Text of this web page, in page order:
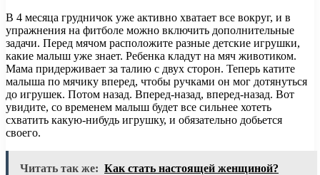
В 4 месяца грудничок уже активно хватает все вокруг, и в
упражнения на фитболе можно включить дополнительные
задачи. Перед мячом расположите разные детские игрушки,
какие малыш уже знает. Ребенка кладут на мяч животиком.
Мама придерживает за талию с двух сторон. Теперь катите
малыша по мячику вперед, чтобы ручками он мог дотянуться
до игрушек. Потом назад. Вперед-назад, вперед-назад. Вот
увидите, со временем малыш будет все сильнее хотеть
схватить какую-нибудь игрушку, и обязательно добьется
своего.
Читать так же: Как стать настоящей женщиной?